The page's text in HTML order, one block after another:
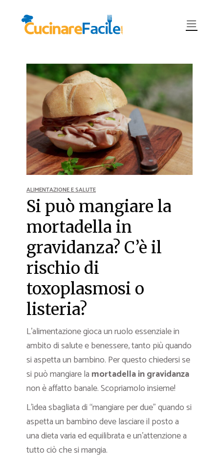
ALIMENTAZIONE E SALUTE
Si può mangiare la
mortadella in
gravidanza? C’è il
rischio di
toxoplasmosi o
listeria?
L’alimentazione gioca un ruolo essenziale in
ambito di salute e benessere, tanto più quando
si aspetta un bambino. Per questo chiedersi se
si può mangiare la mortadella in gravidanza
non è affatto banale. Scopriamolo insieme!
L’idea sbagliata di “mangiare per due” quando si
aspetta un bambino deve lasciare il posto a
una dieta varia ed equilibrata e un’attenzione a
tutto ciò che si mangia.